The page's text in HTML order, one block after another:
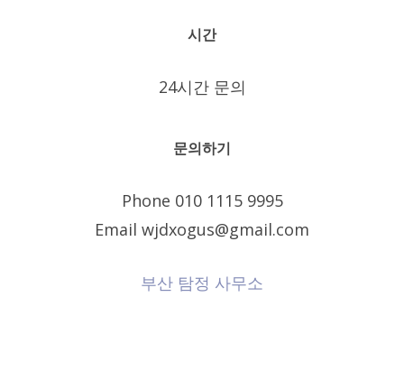
시간
24시간 문의
문의하기
Phone 010 1115 9995
Email wjdxogus@gmail.com
부산 탐정 사무소